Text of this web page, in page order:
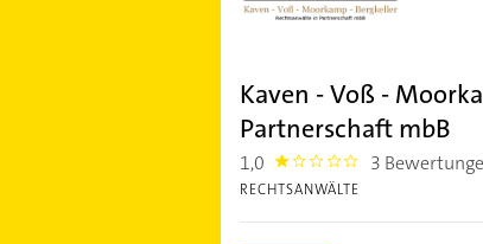
Kaven - Voß -
Partnerschaft mbB
1,0 1.0 3
RECHTSANWÄLTE